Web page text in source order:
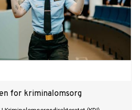
for kriminalomsorg